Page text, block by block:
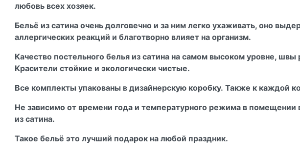
любовь всех хозяек.
Бельё из сатина очень долговечно и за ним легко ухаживать, оно
аллергических реакций и благотворно влияет на организм.
Качество постельного белья из сатина на самом высоком уровне,
Красители стойкие и экологически чистые.
Все комплекты упакованы в дизайнерскую коробку. Также к каждой
Не зависимо от времени года и температурного режима в помещении
из сатина.
Такое бельё это лучший подарок на любой праздник.